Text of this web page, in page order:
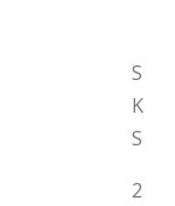
S
K
S
2